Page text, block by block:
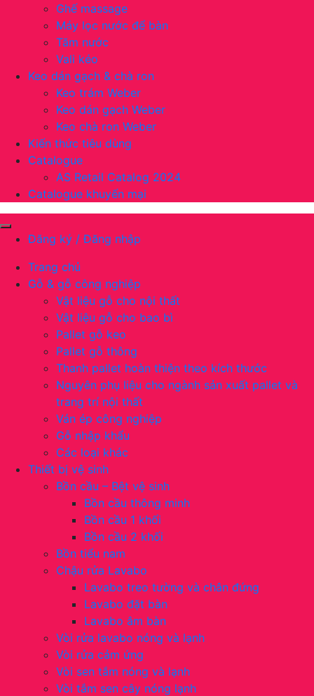
Ghế massage
Máy lọc nước để bàn
Tăm nước
Vali kéo
Keo dán gạch & chà ron
Keo trám Weber
Keo dán gạch Weber
Keo chà ron Weber
Kiến thức tiêu dùng
Catalogue
AS Retail Catalog 2024
Catalogue khuyến mại
Đăng ký / Đăng nhập
Trang chủ
Gỗ & gỗ công nghiệp
Vật liệu gỗ cho nội thất
Vật liệu gỗ cho bao bì
Pallet gỗ keo
Pallet gỗ thông
Thanh pallet hoàn thiện theo kích thước
Nguyên phụ liệu cho ngành sản xuất pallet và
trang trí nội thất
Ván ép công nghiệp
Gỗ nhập khẩu
Các loại khác
Thiết bị vệ sinh
Bồn cầu – Bệt vệ sinh
Bồn cầu thông minh
Bồn cầu 1 khối
Bồn cầu 2 khối
Bồn tiểu nam
Chậu rửa Lavabo
Lavabo treo tường và chân đứng
Lavabo đặt bàn
Lavabo âm bàn
Vòi rửa lavabo nóng và lạnh
Vòi rửa cảm ứng
Vòi sen tắm nóng và lạnh
Vòi tắm sen cây nóng lạnh